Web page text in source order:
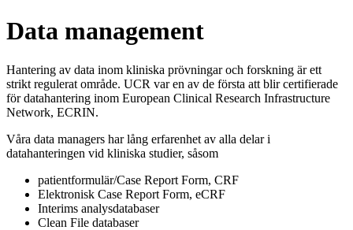
Data management
Hantering av data inom kliniska prövningar och forskning är ett
strikt regulerat område. UCR var en av de första att blir certifierade
för datahantering inom European Clinical Research Infrastructure
Network, ECRIN.
Våra data managers har lång erfarenhet av alla delar i
datahanteringen vid kliniska studier, såsom
patientformulär/Case Report Form, CRF
Elektronisk Case Report Form, eCRF
Interims analysdatabaser
Clean File databaser